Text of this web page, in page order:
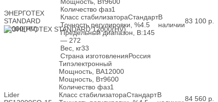
ЭНЕРГОТЕХ
STANDARD
12000(HV)
Количество фаз1
Класс стабилизатораСтандарт
Точность регулировки, %4.5
Предельный диапазон, В:145
— 272
Вес, кг33
Страна изготовленияРоссия
В
наличии83 100 р.
Lider
Типэлектронный
Мощность, ВА12000
Мощность, Вт9600
Количество фаз1
Класс стабилизатораСтандартВ
84 560 р.